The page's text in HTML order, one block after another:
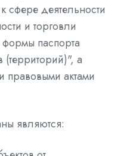
сфере деятельности
и торговли
паспорта
(территорий)", а
правовыми актами
являются: